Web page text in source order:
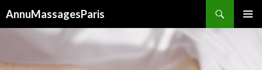
AnnuMassagesParis